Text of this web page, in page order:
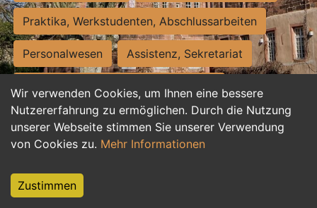
Wir verwenden Cookies, um Ihnen eine bessere
Nutzererfahrung zu ermöglichen. Durch die Nutzung
unserer Webseite stimmen Sie unserer Verwendung
von Cookies zu. Mehr Informationen
Zustimmen
Praktika, Werkstudenten, Abschlussarbeiten
Personalwesen Assistenz, Sekretariat
Hilfskräfte, Aushilfs- und Nebenjobs
Einkauf, Logistik, Materialwirtschaft
Weiterbildung, Studium, duale Ausbildung
Tourismus